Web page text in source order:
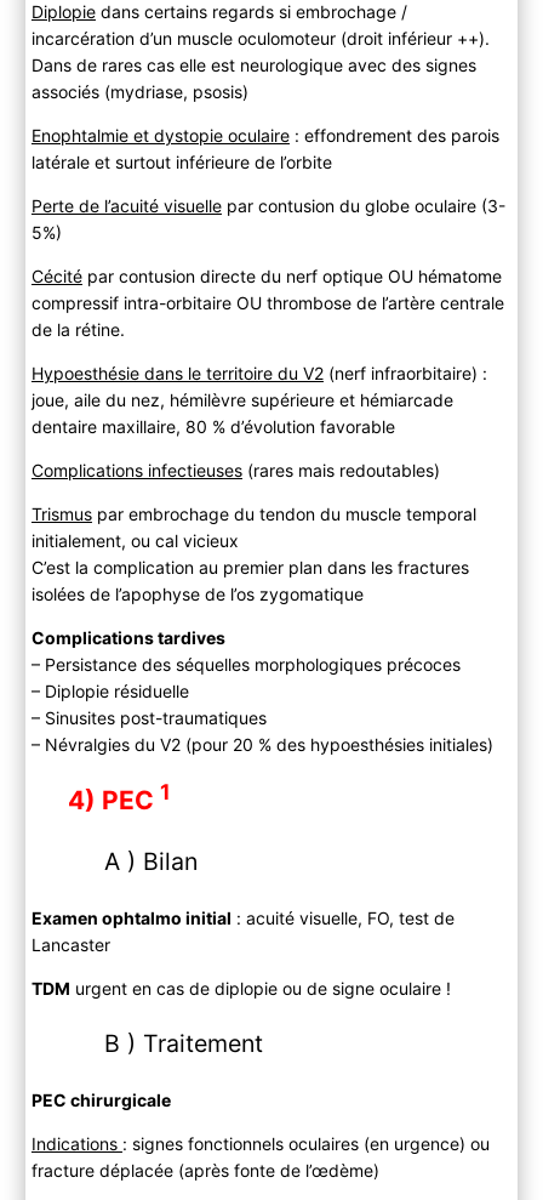
Diplopiedans certains regards si embrochage /
incarcération d’un muscle oculomoteur (droit inférieur ++).
Dans de rares cas elle est neurologique avec des signes
associés (mydriase, psosis)
Enophtalmie et dystopie oculaire: effondrement des parois
latérale et surtout inférieure de l’orbite
Perte de l’acuité visuellepar contusion du globe oculaire (3-
5%)
Cécitépar contusion directe du nerf optique OU hématome
compressif intra-orbitaire OU thrombose de l’artère centrale
de la rétine.
Hypoesthésie dans le territoire du V2(nerf infraorbitaire) :
joue, aile du nez, hémilèvre supérieure et hémiarcade
dentaire maxillaire, 80 % d’évolution favorable
Complications infectieuses(rares mais redoutables)
Trismuspar embrochage du tendon du muscle temporal
initialement, ou cal vicieux
C’est la complication au premier plan dans les fractures
isolées de l’apophyse de l’os zygomatique
Complications tardives
– Persistance des séquelles morphologiques précoces
– Diplopie résiduelle
– Sinusites post-traumatiques
– Névralgies du V2 (pour 20 % des hypoesthésies initiales)
4) PEC 1
A ) Bilan
Examen ophtalmo initial : acuité visuelle, FO, test de
Lancaster
TDM urgent en cas de diplopie ou de signe oculaire !
B ) Traitement
PEC chirurgicale
Indications : signes fonctionnels oculaires (en urgence) ou
fracture déplacée (après fonte de l’œdème)